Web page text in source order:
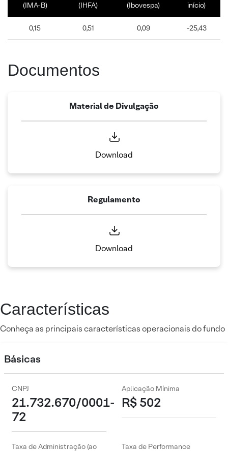
(IMA-B)
(IHFA)
(Ibovespa)
início)
0,15 0,51 0,09 -25,43
Documentos
Material de Divulgação
Download
Regulamento
Download
Características
Conheça as principais características operacionais do fundo
Básicas
CNPJ
21.732.670/0001-
72
Aplicação Mínima
R$ 502
Taxa de Administração (ao
Taxa de Performance